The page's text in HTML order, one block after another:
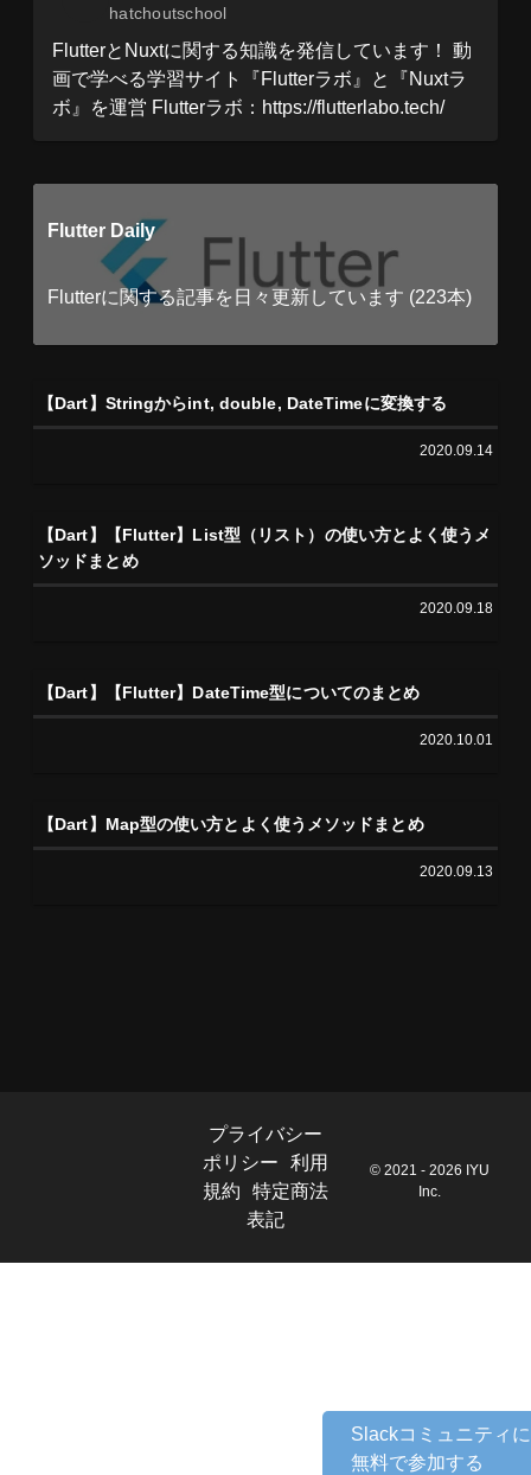
Slackコミュニティに
無料で参加する
hatchoutschool
FlutterとNuxtに関する知識を発信しています！ 動
画で学べる学習サイト『Flutterラボ』と『Nuxtラ
ボ』を運営 Flutterラボ：https://flutterlabo.tech/
Flutter Daily
Flutterに関する記事を日々更新しています (223本)
【Dart】Stringからint, double, DateTimeに変換する
2020.09.14
【Dart】【Flutter】List型（リスト）の使い方とよく使うメ
ソッドまとめ
2020.09.18
【Dart】【Flutter】DateTime型についてのまとめ
2020.10.01
【Dart】Map型の使い方とよく使うメソッドまとめ
2020.09.13
プライバシー
ポリシー
利用
規約
特定商法
表記
© 2021 - 2026 IYU
Inc.